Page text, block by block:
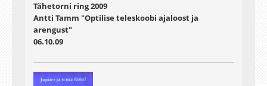
Tähetorni ring 2009
Antti Tamm "Optilise teleskoobi ajaloost ja
arengust"
06.10.09